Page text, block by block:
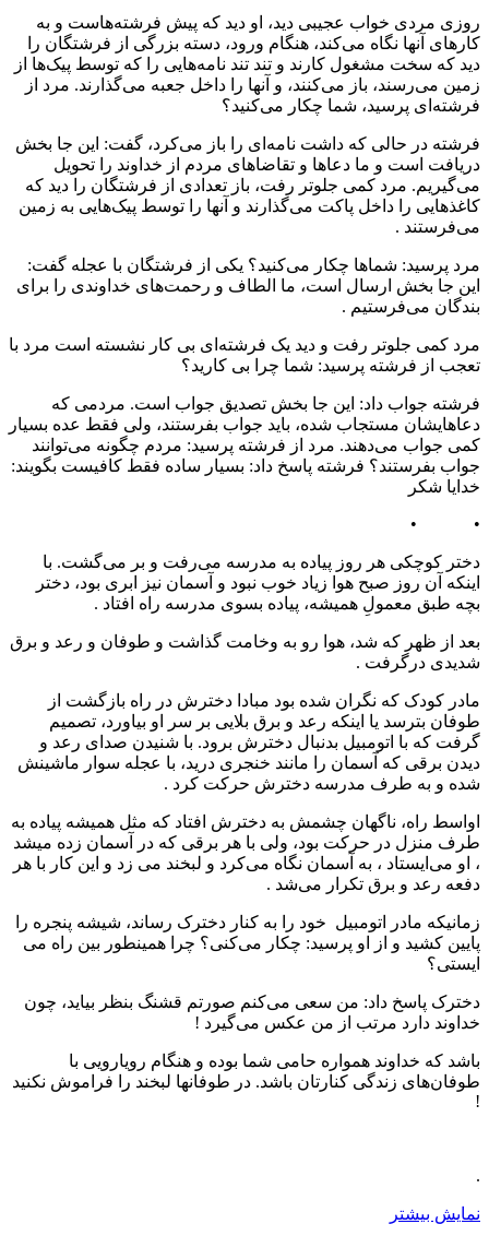
روزی مردی خواب عجیبی دید، او دید که پیش فرشته‌هاست و به
کارهای آنها نگاه می‌کند، هنگام ورود، دسته بزرگی از فرشتگان را
دید که سخت مشغول کارند و تند تند نامه‌هایی را که توسط پیک‌ها از
زمین می‌رسند، باز می‌کنند، و آنها را داخل جعبه می‌گذارند. مرد از
فرشته‌ای پرسید، شما چکار می‌کنید؟
فرشته در حالی که داشت نامه‌ای را باز می‌کرد، گفت: این جا بخش
دریافت است و ما دعاها و تقاضاهای مردم از خداوند را تحویل
می‌گیریم. مرد کمی جلوتر رفت، باز تعدادی از فرشتگان را دید که
کاغذهایی را داخل پاکت می‌گذارند و آنها را توسط پیک‌هایی به زمین
می‌فرستند .
مرد پرسید: شماها چکار می‌کنید؟ یکی از فرشتگان با عجله گفت:
این جا بخش ارسال است، ما الطاف و رحمت‌های خداوندی را برای
بندگان می‌فرستیم .
مرد کمی جلوتر رفت و دید یک فرشته‌ای بی کار نشسته است مرد با
تعجب از فرشته پرسید: شما چرا بی کارید؟
فرشته جواب داد: این جا بخش تصدیق جواب است. مردمی که
دعاهایشان مستجاب شده، باید جواب بفرستند، ولی فقط عده بسیار
کمی جواب می‌دهند. مرد از فرشته پرسید: مردم چگونه می‌توانند
جواب بفرستند؟ فرشته پاسخ داد: بسیار ساده فقط کافیست بگویند:
خدایا شکر
• •
دختر کوچکی هر روز پیاده به مدرسه می‌رفت و بر می‌گشت. با
اینکه آن روز صبح هوا زیاد خوب نبود و آسمان نیز ابری بود، دختر
بچه طبق معمولِ همیشه، پیاده بسوی مدرسه راه افتاد .
بعد از ظهر که شد، ‌هوا رو به وخامت گذاشت و طوفان و رعد و برق
شدیدی درگرفت .
مادر کودک که نگران شده بود مبادا دخترش در راه بازگشت از
طوفان بترسد یا اینکه رعد و برق بلایی بر سر او بیاورد، تصمیم
گرفت که با اتومبیل بدنبال دخترش برود. با شنیدن صدای رعد و
دیدن برقی که آسمان را مانند خنجری درید، با عجله سوار ماشینش
شده و به طرف مدرسه دخترش حرکت کرد .
اواسط راه، ناگهان چشمش به دخترش افتاد که مثل همیشه پیاده به
طرف منزل در حرکت بود، ولی با هر برقی که در آسمان زده میشد
، او می‌ایستاد ، به آسمان نگاه می‌کرد و لبخند می زد و این کار با هر
دفعه رعد و برق تکرار می‌شد .
زمانیکه مادر اتومبیل خود را به کنار دخترک رساند، شیشه پنجره را
پایین کشید و از او پرسید: چکار می‌کنی؟ چرا همینطور بین راه می
ایستی؟
دخترک پاسخ داد: من سعی می‌کنم صورتم قشنگ بنظر بیاید، چون
خداوند دارد مرتب از من عکس می‌گیرد !
باشد که خداوند همواره حامی شما بوده و هنگام رویارویی با
طوفان‌های زندگی کنارتان باشد. در طوفانها لبخند را فراموش نکنید
!
.
نمایش بیشتر